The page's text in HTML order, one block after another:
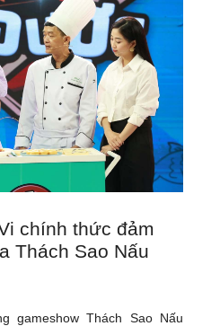
chính thức đảm
Thách Sao Nấu
gameshow Thách Sao Nấu